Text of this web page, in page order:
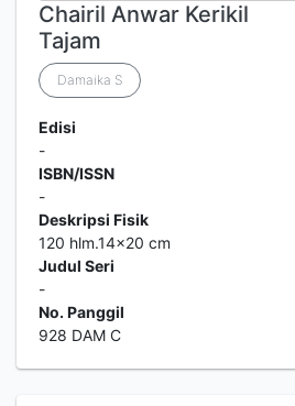
Chairil Anwar Kerikil
Tajam
Damaika S
Edisi
-
ISBN/ISSN
-
Deskripsi Fisik
120 hlm.14x20 cm
Judul Seri
-
No. Panggil
928 DAM C